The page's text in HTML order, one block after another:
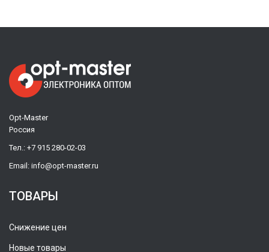
Opt-Master
Россия
Тел.: +7 915 280-02-03
Email: info@opt-master.ru
ТОВАРЫ
Снижение цен
Новые товары